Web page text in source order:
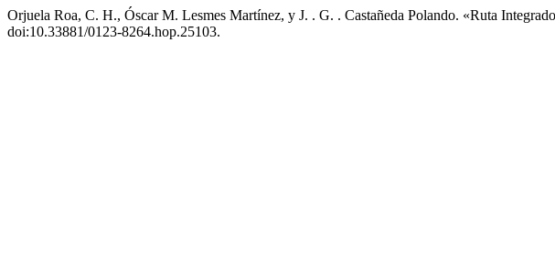
Orjuela Roa, C. H., Óscar M. Lesmes Martínez, y J. . G. . Castañeda Polando. «Ruta
doi:10.33881/0123-8264.hop.25103.